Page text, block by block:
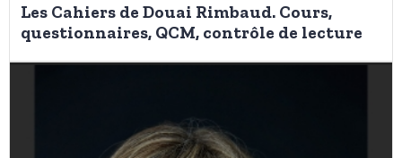
Les Cahiers de Douai Rimbaud. Cours,
questionnaires, QCM, contrôle de lecture